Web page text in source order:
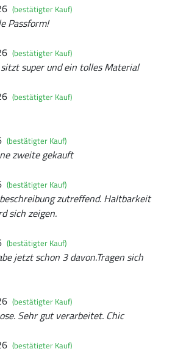
(bestätigter Kauf)
Passform!
(bestätigter Kauf)
sitzt super und ein tolles Material
(bestätigter Kauf)
(bestätigter Kauf)
zweite gekauft
(bestätigter Kauf)
zutreffend. Haltbarkeit
sich zeigen.
(bestätigter Kauf)
jetzt schon 3 davon.Tragen sich
(bestätigter Kauf)
Sehr gut verarbeitet. Chic
(bestätigter Kauf)